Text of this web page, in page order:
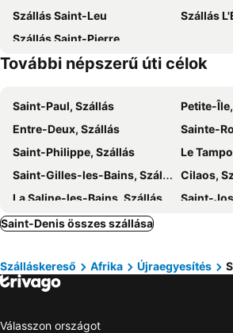
Szállás Saint-Leu
Szállás
Szállás Saint-Pierre
További népszerű úti célok
Saint-Paul, Szállás
Petite-
Entre-Deux, Szállás
Sainte-
Saint-Philippe, Szállás
Le
Saint-Gilles-les-Bains, Szállás
Cilaos,
La Saline-les-Bains, Szállás
Saint-
La Possession, Szállás
Saint-Denis összes szállása
Szálláskereső Afrika Újraegyesítés
Válasszon országot